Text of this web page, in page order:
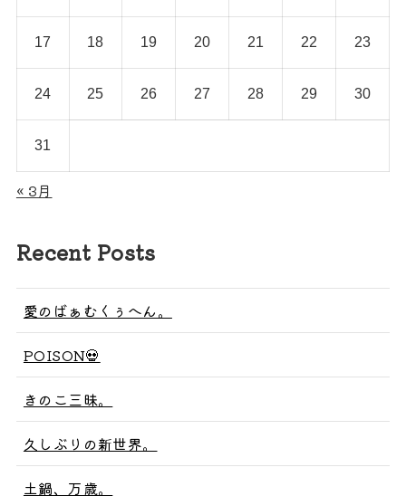
17 18 19 20 21 22 23
24 25 26 27 28 29 30
31
« 3月
Recent Posts
愛のばぁむくぅへん。
POISON💀
きのこ三昧。
久しぶりの新世界。
土鍋、万歳。